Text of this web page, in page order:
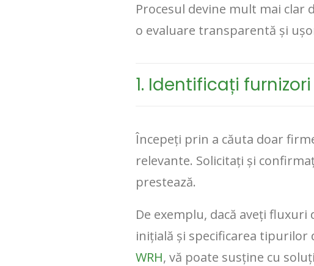
Procesul devine mult mai
o evaluare transparentă și
1. Identificați
Începeți prin a căuta doar
relevante. Solicitați și
prestează.
De exemplu, dacă aveți
inițială și specificarea
WRH, vă poate susține cu